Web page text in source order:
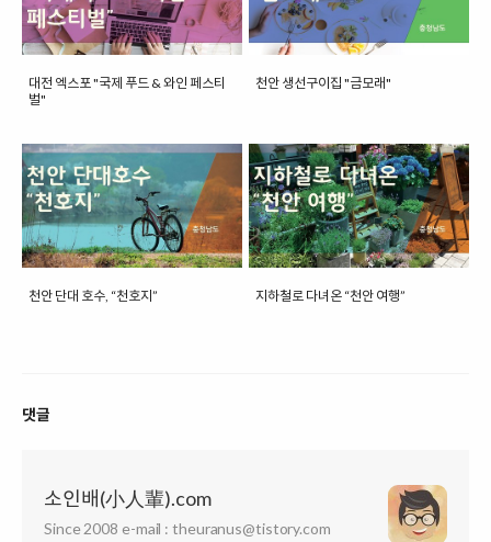
대전 엑스포 "국제 푸드 & 와인 페스티
벌"
천안 생선구이집 "금모래"
천안 단대 호수, “천호지” 지하철로 다녀온 “천안 여행”
댓글
소인배(小人輩).com
Since 2008 e-mail : theuranus@tistory.com